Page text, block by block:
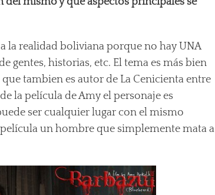
la realidad boliviana porque no hay UNA
gentes, historias, etc. El tema es más bien
tambien es autor de La Cenicienta entre
la película de Amy el personaje es
ser cualquier lugar con el mismo
un hombre que simplemente mata a